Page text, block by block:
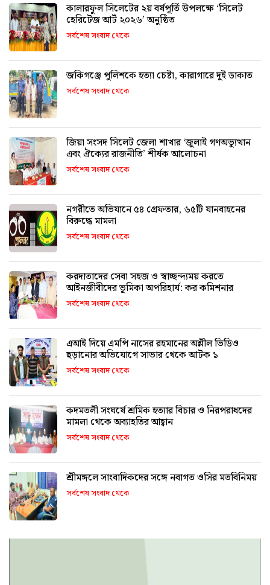
কালারফুল সিলেটের ২য় বর্ষপূর্তি উপলক্ষে ‘সিলেট
হেরিটেজ আর্ট ২০২৬’ অনুষ্ঠিত
সর্বশেষ সংবাদ থেকে
জকিগঞ্জে পুলিশকে হত্যা চেষ্টা, কারাগারে দুই ডাকাত
সর্বশেষ সংবাদ থেকে
জিয়া সংসদ সিলেট জেলা শাখার ‘জুলাই গণঅভ্যুত্থান
এবং ঐক্যের রাজনীতি’ শীর্ষক আলোচনা
সর্বশেষ সংবাদ থেকে
নগরীতে অভিযানে ৫৪ গ্রেফতার, ৬৫টি যানবাহনের
বিরুদ্ধে মামলা
সর্বশেষ সংবাদ থেকে
করদাতাদের সেবা সহজ ও স্বাচ্ছন্দ্যময় করতে
আইনজীবীদের ভূমিকা অপরিহার্য: কর কমিশনার
সর্বশেষ সংবাদ থেকে
এআই দিয়ে এমপি নাসের রহমানের অশ্লীল ভিডিও
ছড়ানোর অভিযোগে সাভার থেকে আটক ১
সর্বশেষ সংবাদ থেকে
কদমতলী সংঘর্ষে শ্রমিক হত্যার বিচার ও নিরপরাধদের
মামলা থেকে অব্যাহতির আহ্বান
সর্বশেষ সংবাদ থেকে
শ্রীমঙ্গলে সাংবাদিকদের সঙ্গে নবাগত ওসির মতবিনিময়
সর্বশেষ সংবাদ থেকে